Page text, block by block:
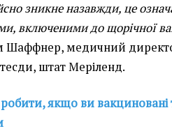
зникне назавжди, це
включеними до щорічної
Шаффнер, медичний
штат Меріленд.
якщо ви вакциновані